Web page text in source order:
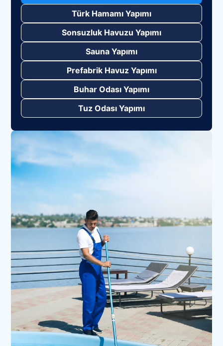
Türk Hamamı Yapımı
Sonsuzluk Havuzu Yapımı
Sauna Yapımı
Prefabrik Havuz Yapımı
Buhar Odası Yapımı
Tuz Odası Yapımı